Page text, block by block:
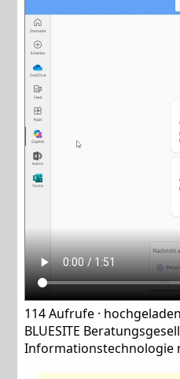
114Aufrufe ·
BLUESITE
Informationstechnologie